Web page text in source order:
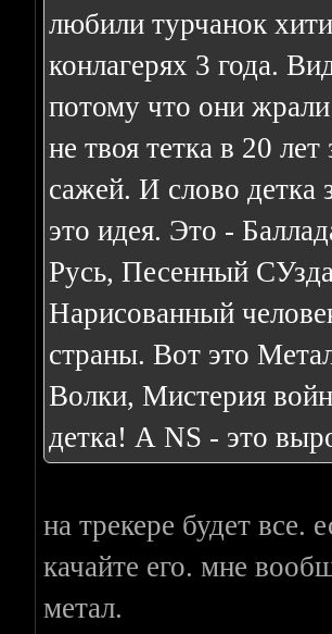
любили турчанок
конлагерях 3 года.
потому что они
не твоя тетка в 20
сажей. И слово детка
это идея. Это -
Русь, Песенный
Нарисованный
страны. Вот это
Волки, Мистерия
детка! А NS - это
на трекере будет все.
качайте его. мне
метал.